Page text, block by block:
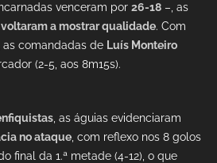
venceram por 26-18 –, as
a mostrar qualidade. Com
, as comandadas de Luís Monteiro
(2-5, aos 8m15s).
, as águias evidenciaram
no ataque , com reflexo nos 8 golos
final da 1.ª metade (4-12), o que